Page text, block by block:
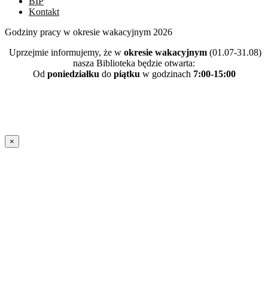
Kontakt
Godziny pracy w okresie wakacyjnym 2026
Uprzejmie informujemy, że w okresie wakacyjnym (01.07-31.08)
nasza Biblioteka będzie otwarta:
Od poniedziałku do piątku w godzinach 7:00-15:00
×